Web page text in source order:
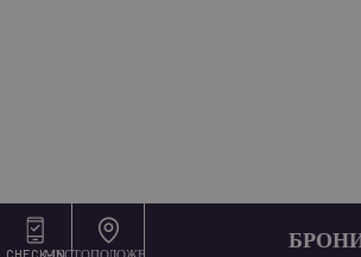
CHECK-INМЕСТОПОЛОЖЕНИЕ